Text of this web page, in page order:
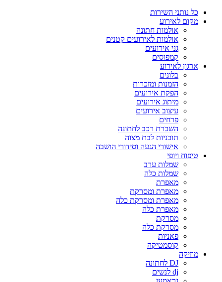
כל נותני השירות
מקום לאירוע
אולמות חתונה
אולמות לאירועים קטנים
גני אירועים
קמפוסים
ארגון לאירוע
בלונים
הזמנות ומזכרות
הפקת אירועים
מיתוג אירועים
עיצוב אירועים
פרחים
השכרת רכב לחתונה
תוכניות לבת מצוה
אישורי הגעה וסידורי הושבה
טיפוח ויופי
שמלות ערב
שמלות כלה
מאפרת
מאפרת ומסרקת
מאפרת ומסרקת כלה
מאפרת כלה
מסרקת
מסרקת כלה
פאניות
קוסמטיקה
מוזיקה
DJ לחתונה
dj לנשים